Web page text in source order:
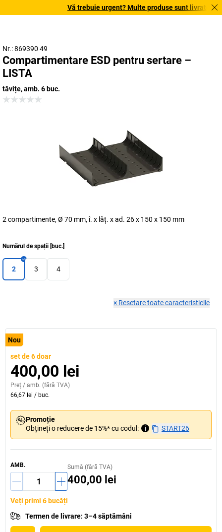
Vă trebuie urgent? Multe produse sunt livrate în
Nr.: 869390 49
Compartimentare ESD pentru sertare –
LISTA
tăvițe, amb. 6 buc.
2 compartimente, Ø 70 mm, î. x lăț. x ad. 26 x 150 x 150 mm
Numărul de spații [buc.]
2 3 4
× Resetare toate caracteristicile
Nou
set de 6 doar
400,00 lei
Preț / amb. (fără TVA)
66,67 lei / buc.
Promoție
Obțineți o reducere de 15%* cu codul:
i START26
AMB. Sumă (fără TVA)
400,00 lei
Veți primi 6 bucăți
Termen de livrare: 3–4 săptămâni